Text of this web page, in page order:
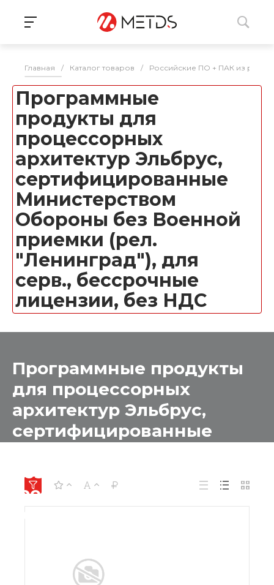
Главная / Каталог товаров / Российские ПО + ПАК из
Программные
продукты для
процессорных
архитектур Эльбрус,
сертифицированные
Министерством
Обороны без Военной
приемки (рел.
"Ленинград"), для
серв., бессрочные
лицензии, без НДС
Программные продукты
для процессорных
архитектур Эльбрус,
сертифицированные
без Военной приемки
(рел. "Ленинград"), для